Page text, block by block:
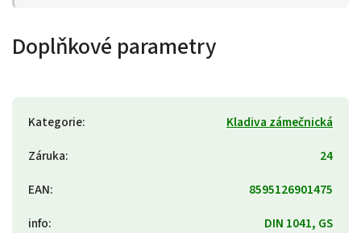
Doplňkové parametry
Kategorie:
Kladiva zámečnická
Záruka:
24
EAN:
8595126901475
info:
DIN 1041, GS